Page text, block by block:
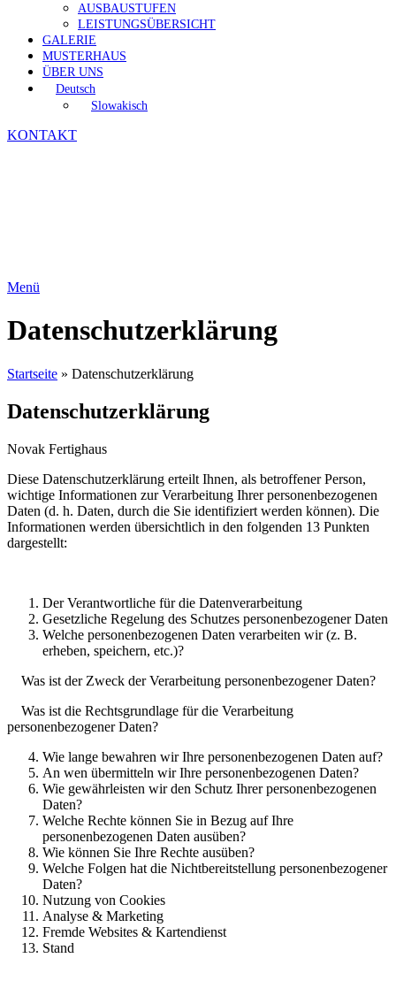
AUSBAUSTUFEN
LEISTUNGSÜBERSICHT
GALERIE
MUSTERHAUS
ÜBER UNS
Deutsch
Slowakisch
KONTAKT
Menü
Datenschutzerklärung
Startseite » Datenschutzerklärung
Datenschutzerklärung
Novak Fertighaus
Diese Datenschutzerklärung erteilt Ihnen, als betroffener Person,
wichtige Informationen zur Verarbeitung Ihrer personenbezogenen
Daten (d. h. Daten, durch die Sie identifiziert werden können). Die
Informationen werden übersichtlich in den folgenden 13 Punkten
dargestellt:
Der Verantwortliche für die Datenverarbeitung
Gesetzliche Regelung des Schutzes personenbezogener Daten
Welche personenbezogenen Daten verarbeiten wir (z. B.
erheben, speichern, etc.)?
Was ist der Zweck der Verarbeitung personenbezogener Daten?
Was ist die Rechtsgrundlage für die Verarbeitung
personenbezogener Daten?
Wie lange bewahren wir Ihre personenbezogenen Daten auf?
An wen übermitteln wir Ihre personenbezogenen Daten?
Wie gewährleisten wir den Schutz Ihrer personenbezogenen
Daten?
Welche Rechte können Sie in Bezug auf Ihre
personenbezogenen Daten ausüben?
Wie können Sie Ihre Rechte ausüben?
Welche Folgen hat die Nichtbereitstellung personenbezogener
Daten?
Nutzung von Cookies
Analyse & Marketing
Fremde Websites & Kartendienst
Stand